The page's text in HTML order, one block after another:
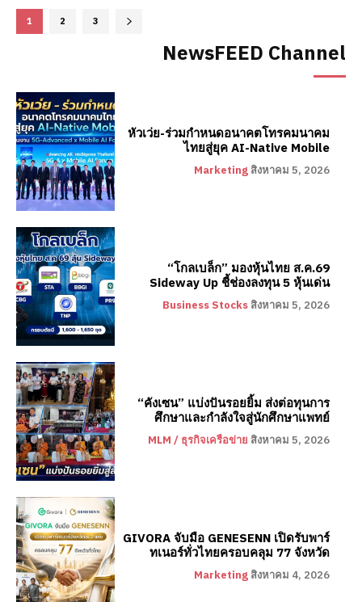
1 2 3
NewsFEED Channel
หัวเว่ย-ร่วมกำหนดอนาคตโทรคมนาคม
ไทยสู่ยุค AI-Native Mobile
Marketing สิงหาคม 5, 2026
“โกลเบล็ก” มองหุ้นไทย ส.ค.69
Sideway Up ชี้ช่องลงทุน 5 หุ้นเด่น
Business Stocks สิงหาคม 5, 2026
“คังเซน” แบ่งปันรอยยิ้ม ส่งต่อทุนการ
ศึกษาและกำลังใจสู่นักศึกษาแพทย์
MLM / ธุรกิจเครือข่าย สิงหาคม 5, 2026
GIVORA จับมือ GENESENN เปิดรับพาร์
ทเนอร์ทั่วไทยครอบคลุม 77 จังหวัด
Marketing สิงหาคม 4, 2026